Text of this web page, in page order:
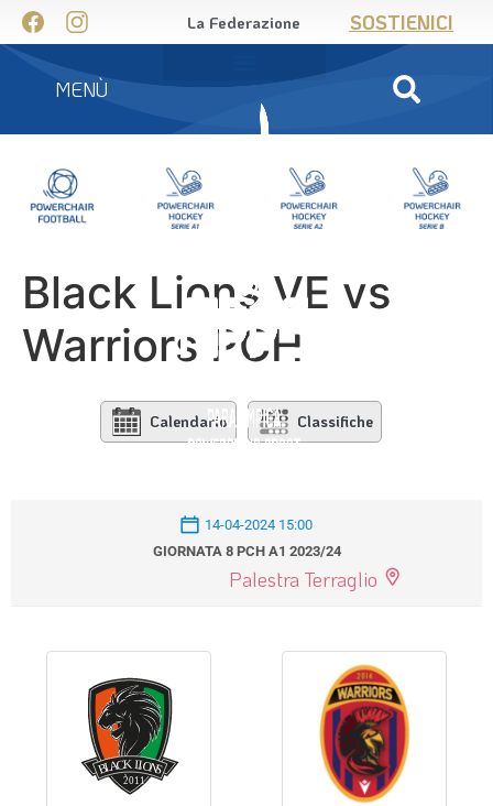
La Federazione SOSTIENICI
MENÙ
Black Lions VE vs
Warriors PCH
Calendario Classifiche
14-04-2024 15:00
GIORNATA 8 PCH A1 2023/24
Palestra Terraglio